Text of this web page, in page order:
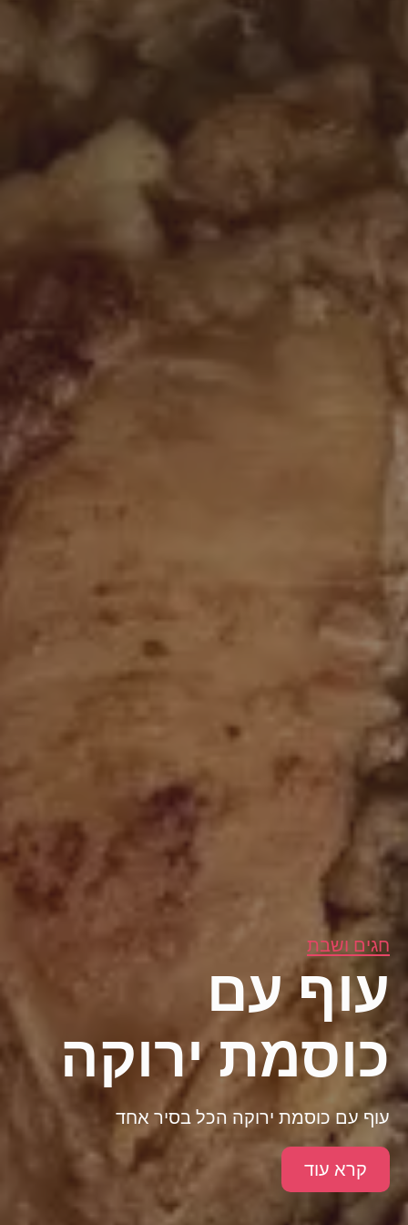
חגים ושבת
עוף עם
כוסמת ירוקה
עוף עם כוסמת ירוקה הכל בסיר אחד
קרא עוד